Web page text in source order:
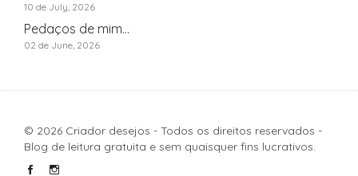
10 de July, 2026
Pedaços de mim...
02 de June, 2026
© 2026 Criador desejos - Todos os direitos reservados -
Blog de leitura gratuita e sem quaisquer fins lucrativos.